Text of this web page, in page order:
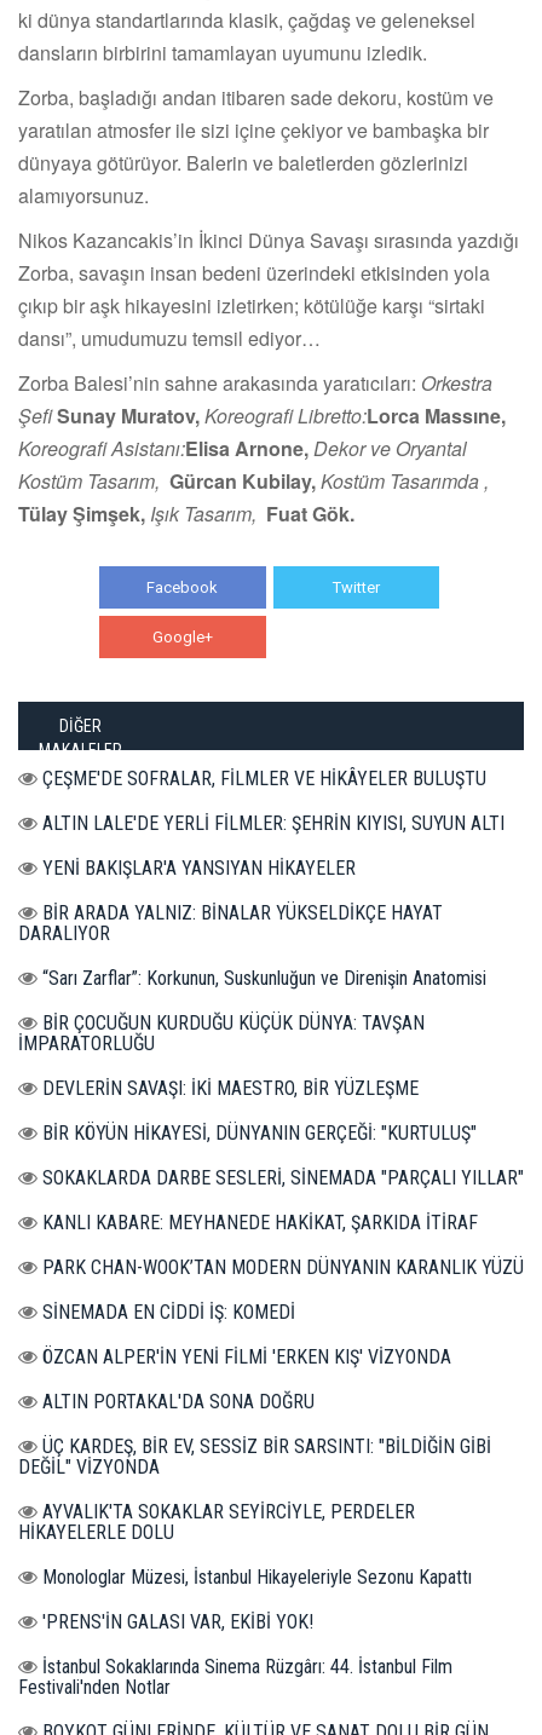
ki dünya standartlarında klasik, çağdaş ve geleneksel
dansların birbirini tamamlayan uyumunu izledik.
Zorba, başladığı andan itibaren sade dekoru, kostüm ve
yaratılan atmosfer ile sizi içine çekiyor ve bambaşka bir
dünyaya götürüyor. Balerin ve baletlerden gözlerinizi
alamıyorsunuz.
Nikos Kazancakis’in İkinci Dünya Savaşı sırasında yazdığı
Zorba, savaşın insan bedeni üzerindeki etkisinden yola
çıkıp bir aşk hikayesini izletirken; kötülüğe karşı “sirtaki
dansı”, umudumuzu temsil ediyor…
Zorba Balesi’nin sahne arakasında yaratıcıları: Orkestra
ŞefiSunay Muratov,Koreografi Libretto:Lorca Massıne,
Koreografi Asistanı:Elisa Arnone,Dekor ve Oryantal
Kostüm Tasarım, Gürcan Kubilay,Kostüm Tasarımda ,
Tülay Şimşek, Işık Tasarım, Fuat Gök.
Facebook Twitter
Google+
DİĞER
MAKALELER
ÇEŞME'DE SOFRALAR, FİLMLER VE HİKÂYELER BULUŞTU
ALTIN LALE'DE YERLİ FİLMLER: ŞEHRİN KIYISI, SUYUN ALTI
YENİ BAKIŞLAR'A YANSIYAN HİKAYELER
BİR ARADA YALNIZ: BİNALAR YÜKSELDİKÇE HAYAT
DARALIYOR
“Sarı Zarflar”: Korkunun, Suskunluğun ve Direnişin Anatomisi
BİR ÇOCUĞUN KURDUĞU KÜÇÜK DÜNYA: TAVŞAN
İMPARATORLUĞU
DEVLERİN SAVAŞI: İKİ MAESTRO, BİR YÜZLEŞME
BİR KÖYÜN HİKAYESİ, DÜNYANIN GERÇEĞİ: "KURTULUŞ"
SOKAKLARDA DARBE SESLERİ, SİNEMADA "PARÇALI YILLAR"
KANLI KABARE: MEYHANEDE HAKİKAT, ŞARKIDA İTİRAF
PARK CHAN-WOOK’TAN MODERN DÜNYANIN KARANLIK YÜZÜ
SİNEMADA EN CİDDİ İŞ: KOMEDİ
ÖZCAN ALPER'İN YENİ FİLMİ 'ERKEN KIŞ' VİZYONDA
ALTIN PORTAKAL'DA SONA DOĞRU
ÜÇ KARDEŞ, BİR EV, SESSİZ BİR SARSINTI: "BİLDİĞİN GİBİ
DEĞİL" VİZYONDA
AYVALIK'TA SOKAKLAR SEYİRCİYLE, PERDELER
HİKAYELERLE DOLU
Monologlar Müzesi, İstanbul Hikayeleriyle Sezonu Kapattı
'PRENS'İN GALASI VAR, EKİBİ YOK!
İstanbul Sokaklarında Sinema Rüzgârı: 44. İstanbul Film
Festivali'nden Notlar